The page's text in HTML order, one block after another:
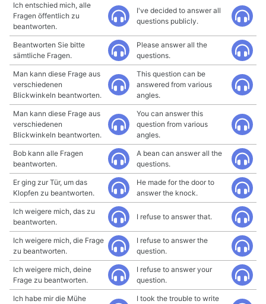
Ich entschied mich, alle
Fragen öffentlich zu
beantworten.
I've decided to answer all
questions publicly.
Beantworten Sie bitte
sämtliche Fragen.
Please answer all the
questions.
Man kann diese Frage aus
verschiedenen
Blickwinkeln beantworten.
This question can be
answered from various
angles.
Man kann diese Frage aus
verschiedenen
Blickwinkeln beantworten.
You can answer this
question from various
angles.
Bob kann alle Fragen
beantworten.
A bean can answer all the
questions.
Er ging zur Tür, um das
Klopfen zu beantworten.
He made for the door to
answer the knock.
Ich weigere mich, das zu
beantworten.
I refuse to answer that.
Ich weigere mich, die Frage
zu beantworten.
I refuse to answer the
question.
Ich weigere mich, deine
Frage zu beantworten.
I refuse to answer your
question.
Ich habe mir die Mühe
I took the trouble to write